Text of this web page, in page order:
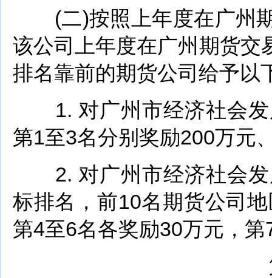
(二)按照上年度在广州期
该公司上年度在广州期货交
排名靠前的期货公司给予以
1. 对广州市经济社会发
第1至3名分别奖励200万元
2. 对广州市经济社会发
标排名，前10名期货公司
第4至6名各奖励30万元，
第